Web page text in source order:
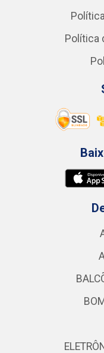
Política